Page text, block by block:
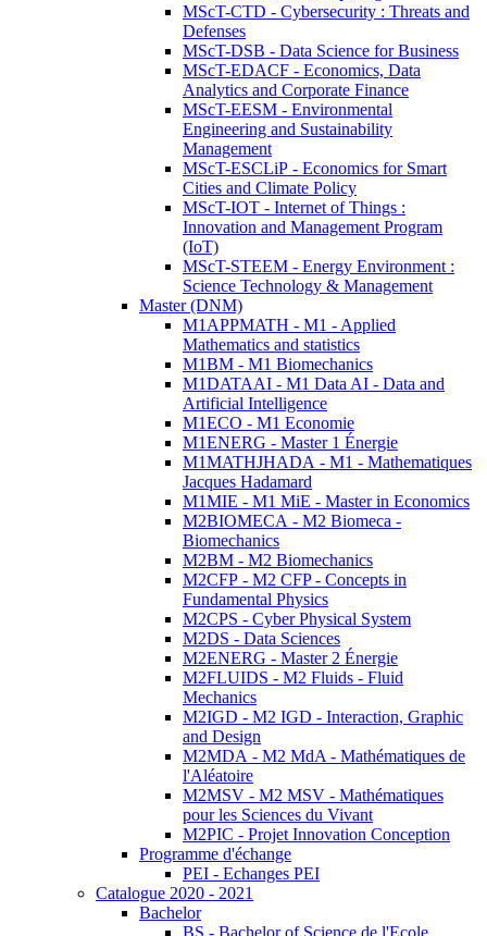
MScT-CTD - Cybersecurity : Threats and
Defenses
MScT-DSB - Data Science for Business
MScT-EDACF - Economics, Data
Analytics and Corporate Finance
MScT-EESM - Environmental
Engineering and Sustainability
Management
MScT-ESCLiP - Economics for Smart
Cities and Climate Policy
MScT-IOT - Internet of Things :
Innovation and Management Program
(IoT)
MScT-STEEM - Energy Environment :
Science Technology & Management
Master (DNM)
M1APPMATH - M1 - Applied
Mathematics and statistics
M1BM - M1 Biomechanics
M1DATAAI - M1 Data AI - Data and
Artificial Intelligence
M1ECO - M1 Economie
M1ENERG - Master 1 Énergie
M1MATHJHADA - M1 - Mathematiques
Jacques Hadamard
M1MIE - M1 MiE - Master in Economics
M2BIOMECA - M2 Biomeca -
Biomechanics
M2BM - M2 Biomechanics
M2CFP - M2 CFP - Concepts in
Fundamental Physics
M2CPS - Cyber Physical System
M2DS - Data Sciences
M2ENERG - Master 2 Énergie
M2FLUIDS - M2 Fluids - Fluid
Mechanics
M2IGD - M2 IGD - Interaction, Graphic
and Design
M2MDA - M2 MdA - Mathématiques de
l'Aléatoire
M2MSV - M2 MSV - Mathématiques
pour les Sciences du Vivant
M2PIC - Projet Innovation Conception
Programme d'échange
PEI - Echanges PEI
Catalogue 2020 - 2021
Bachelor
BS - Bachelor of Science de l'Ecole